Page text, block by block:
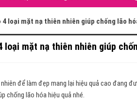
4 loại mặt nạ thiên nhiên giúp chống lão
loại mặt nạ thiên nhiên giúp
để làm đẹp mang lại hiệu quả cao đang
chống lão hóa hiệu quả nhé.